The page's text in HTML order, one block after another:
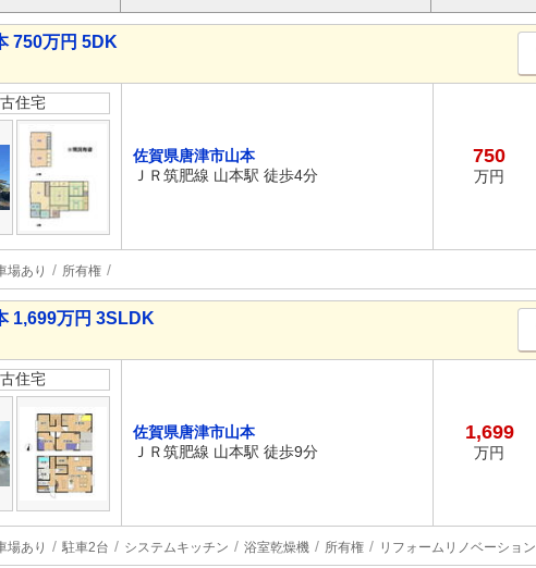
750万円 5DK
住宅
佐賀県唐津市山本
ＪＲ筑肥線 山本駅 徒歩4分
750
万円
場あり 所有権
1,699万円 3SLDK
住宅
佐賀県唐津市山本
ＪＲ筑肥線 山本駅 徒歩9分
1,699
万円
場あり 駐車2台 システムキッチン 浴室乾燥機 所有権 リフォームリノベーション